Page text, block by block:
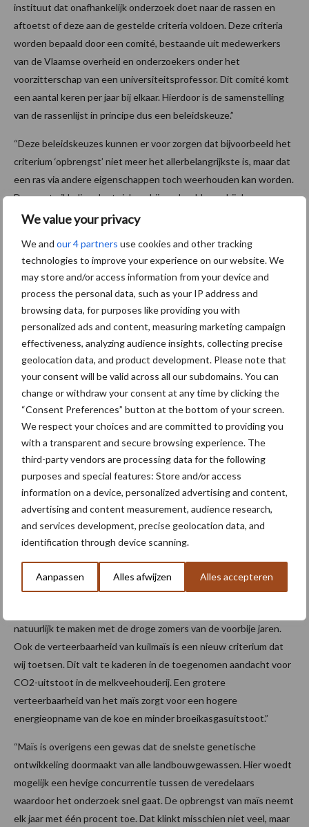
We value your privacy
We and our 4 partners use cookies and other tracking
technologies to improve your experience on our website. We
may store and/or access information from your device and
process the personal data, such as your IP address and
browsing data, for purposes like providing you with
personalized ads and content, measuring marketing campaign
effectiveness, analyzing audience insights, collecting precise
geolocation data, and product development. Please note that
your consent will be valid across all our subdomains. You can
change or withdraw your consent at any time by clicking the
“Consent Preferences” button at the bottom of your screen.
We respect your choices and are committed to providing you
with a transparent and secure browsing experience. The
third-party vendors are processing data for the following
purposes and special features: Store and/or access
information on a device, personalized advertising and content,
advertising and content measurement, audience research,
and services development, precise geolocation data, and
identification through device scanning.
Aanpassen Alles afwijzen Alles accepteren
instituut dat onafhankelijk onderzoek doet naar de rassen en
aftoetst of deze aan de gestelde criteria voldoen. Deze criteria
worden bepaald door een comité, bestaande uit medewerkers
van de Vlaamse overheid en onderzoekers onder het
voorzitterschap van een universiteitsprofessor. Dit comité komt
een aantal keren per jaar bij elkaar. Hierdoor is de samenstelling
van de rassenlijst in principe dus een beleidskeuze.”
“Deze beleidskeuzes kunnen er voor zorgen dat bijvoorbeeld het
criterium ‘opbrengst’ niet meer het allerbelangrijkste is, maar dat
een ras via andere eigenschappen toch weerhouden kan worden.
Deze ontwikkeling doet zich nu bijvoorbeeld voor bij de
aardappelen, een gewas met een grote schimmeldruk dat eens in
duurzaamheidstrend is er vanuit de overheid bepaald dat de
veredeling en het rassenonderzoek expliciet moet inzetten op
moet worden. Het zijn deze (opgelegde) criteria die wij
vervolgens aftoetsen.”
“Dat de samenstelling van de rassenlijst uiteindelijk een
maatschappelijke klimaat. Blijkt ook uit de nuance verschillen
tussen de verschillende Europese lidstaten. In Frankrijk blijven de
koeien veelal op stal, waardoor men behoefte heeft aan gras met
een zo hoog mogelijke opbrengst die gevaloriseerd kan worden in
kuilvoer. In de UK en Ierland daarentegen wordt er meer aan
begrazing gedaan. Daar hecht men meer belang aan het
herstellend vermogen van gras na vertrappeling.”
Op welke manier weerspiegelt de lijst
Joke Pannecoucque: “Een andere criterium dat meer gewicht
natuurlijk te maken met de droge zomers van de voorbije jaren.
Ook de verteerbaarheid van kuilmaïs is een nieuw criterium dat
wij toetsen. Dit valt te kaderen in de toegenomen aandacht voor
CO2-uitstoot in de melkveehouderij. Een grotere
verteerbaarheid van het maïs zorgt voor een hogere
energieopname van de koe en minder broeikasgasuitstoot.”
“Maïs is overigens een gewas dat de snelste genetische
ontwikkeling doormaakt van alle landbouwgewassen. Hier woedt
mogelijk een hevige concurrentie tussen de veredelaars
waardoor het onderzoek snel gaat. De opbrengst van maïs neemt
elk jaar met één procent toe. Dat klinkt misschien niet veel, maar